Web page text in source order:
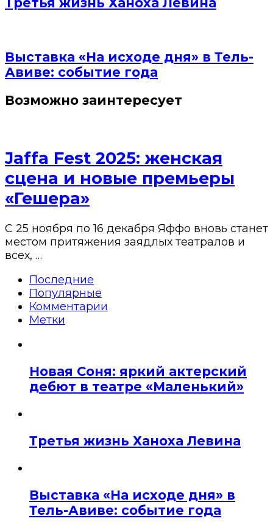
Выставка «На исходе дня» в Тель-
Авиве: событие года
Возможно заинтересует
Jaffa Fest 2025: женская
сцена и новые премьеры
«Гешера»
С 25 ноября по 16 декабря Яффо вновь станет
местом притяжения заядлых театралов и
всех, …
Последние
Популярные
Комментарии
Метки
Новая Соня: яркий актерский
дебют в театре «Маленький»
Третья жизнь Ханоха Левина
Выставка «На исходе дня» в
Тель-Авиве: событие года